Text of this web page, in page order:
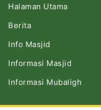
Halaman Utama
Berita
Info Masjid
Informasi Masjid
Informasi Mubaligh